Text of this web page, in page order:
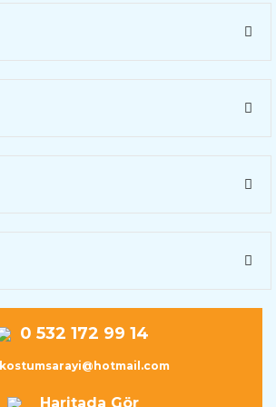
0 532 172 99 14
kostumsarayi@hotmail.com
Haritada Gör